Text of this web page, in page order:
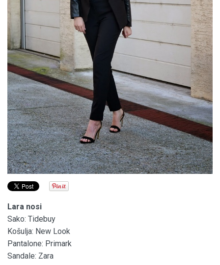
Lara nosi
Sako: Tidebuy
Košulja: New Look
Pantalone: Primark
Sandale: Zara